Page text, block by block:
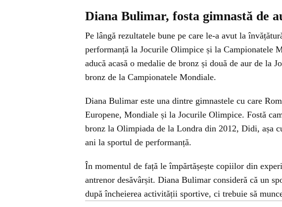
Diana Bulimar, fosta gimnastă de
Pe lângă rezultatele bune pe care le-a avut la
performanță la Jocurile Olimpice și la Campionatele
aducă acasă o medalie de bronz și două de aur de la
bronz de la Campionatele Mondiale.
Diana Bulimar este una dintre gimnastele cu care
Europene, Mondiale și la Jocurile Olimpice. Fostă
bronz la Olimpiada de la Londra din 2012, Didi, așa
ani la sportul de performanță.
În momentul de față le împărtășește copiilor din
antrenor desăvârșit. Diana Bulimar consideră că un
după încheierea activității sportive, ci trebuie să